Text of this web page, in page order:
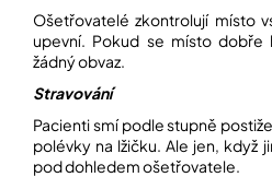
Ošetřovatelé zkontrolují místo
upevní. Pokud se místo dobře
žádný obvaz.
Stravování
Pacienti smí podle stupně
polévky na lžičku. Ale jen, když
pod dohledem ošetřovatele.